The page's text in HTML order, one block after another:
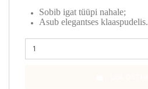
Sobib igat tüüpi nahale;
Asub elegantses klaaspudelis.